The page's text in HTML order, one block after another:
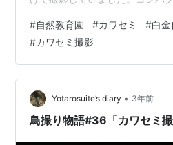
ります。 池に鴨がいました。 そ
行きます。 広々とした池が広が
を歩いて行きます。 木々が色づ
ました。 近く来てくれたので大
ング参加中【公式】2023年開設
の作例・解説集「都市の水辺…
#自然教育園 #カワセミ #白
#カワセミ撮影
Yotarosuite’s diary • 3年前
鳥撮り物語#36「カワセミ